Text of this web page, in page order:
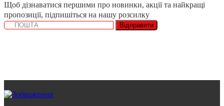
Щоб дізнаватися першими про новинки, акції та найкращі
пропозиції, підпишіться на нашу розсилку
Відправити